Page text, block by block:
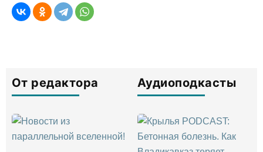
От редактора Аудиоподкасты